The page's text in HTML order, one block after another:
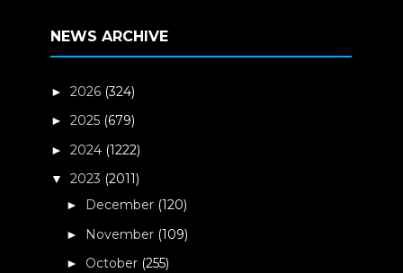
NEWS ARCHIVE
►2026 (324)
►2025 (679)
►2024 (1222)
▼2023 (2011)
► December (120)
► November (109)
► October (255)